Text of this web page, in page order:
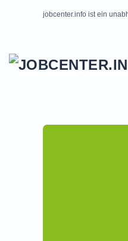
jobcenter.info ist ein